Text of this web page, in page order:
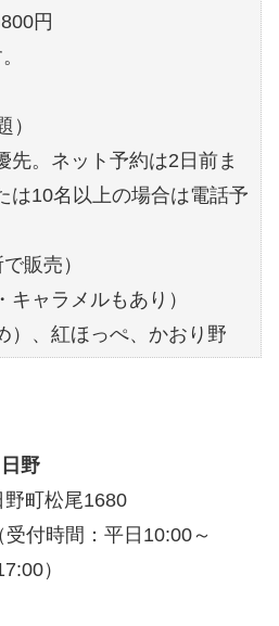
円
）
先。ネット予約は2日前ま
は10名以上の場合は電話予
販売）
ャラメルもあり）
）、紅ほっぺ、かおり野
野
町松尾1680
付時間：平日10:00～
）